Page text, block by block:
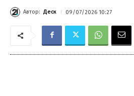
Автор: Деск 09/07/2026 10:27